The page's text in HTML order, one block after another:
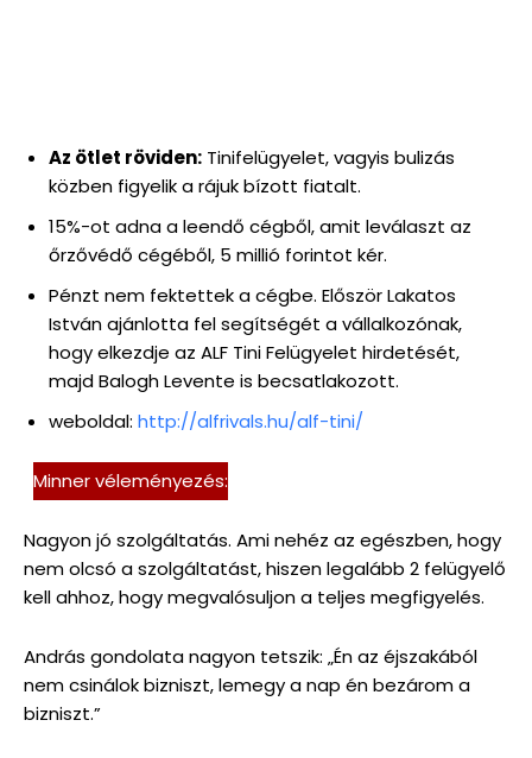
Az ötlet röviden: Tinifelügyelet, vagyis bulizás
közben figyelik a rájuk bízott fiatalt.
15%-ot adna a leendő cégből, amit leválaszt az
őrzővédő cégéből, 5 millió forintot kér.
Pénzt nem fektettek a cégbe. Először Lakatos
István ajánlotta fel segítségét a vállalkozónak,
hogy elkezdje az ALF Tini Felügyelet hirdetését,
majd Balogh Levente is becsatlakozott.
weboldal: http://alfrivals.hu/alf-tini/
Minner véleményezés:
Nagyon jó szolgáltatás. Ami nehéz az egészben, hogy
nem olcsó a szolgáltatást, hiszen legalább 2 felügyelő
kell ahhoz, hogy megvalósuljon a teljes megfigyelés.
András gondolata nagyon tetszik: „Én az éjszakából
nem csinálok bizniszt, lemegy a nap én bezárom a
bizniszt.”